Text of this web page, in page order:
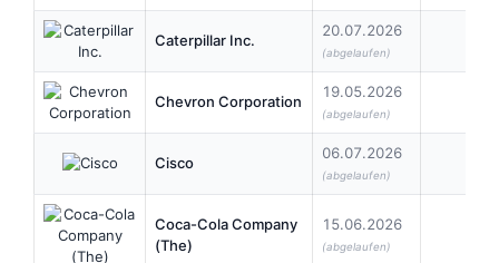
Caterpillar Inc.
20.07.2026
(abgelaufen)
Chevron Corporation
19.05.2026
(abgelaufen)
Cisco
06.07.2026
(abgelaufen)
Coca-Cola Company
(The)
15.06.2026
(abgelaufen)